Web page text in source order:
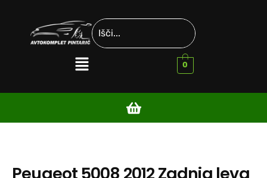
0
Peugeot 5008 2012 Zadnja leva